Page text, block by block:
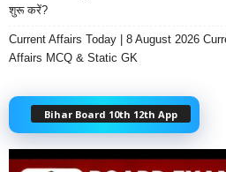
शुरू करें?
Current Affairs Today | 8 August 2026
Affairs MCQ & Static GK
Bihar Board 10th 12th App